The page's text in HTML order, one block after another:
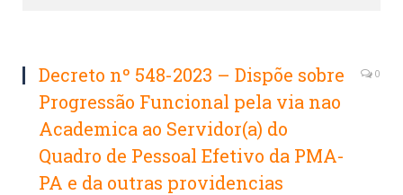
Decreto nº 548-2023 – Dispõe sobre
Progressão Funcional pela via nao
Academica ao Servidor(a) do
Quadro de Pessoal Efetivo da PMA-
PA e da outras providencias
0